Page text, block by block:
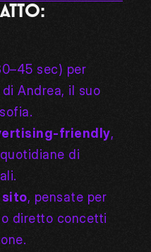
sec) per
Andrea, il suo
friendly,
di
sito, pensate per
diretto concetti